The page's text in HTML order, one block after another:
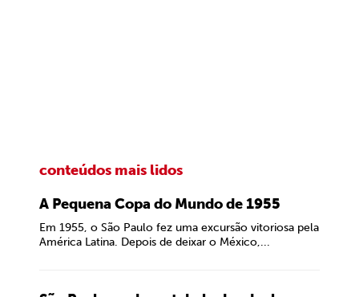
conteúdos mais lidos
A Pequena Copa do Mundo de 1955
Em 1955, o São Paulo fez uma excursão vitoriosa pela
América Latina. Depois de deixar o México,...